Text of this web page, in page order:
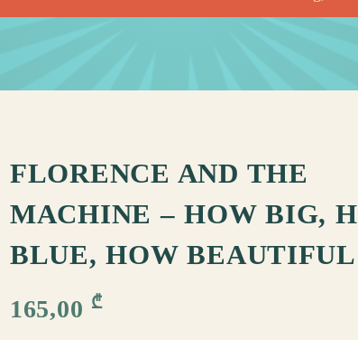
FLORENCE AND THE
MACHINE – HOW BIG,
BLUE, HOW
165,00 ₾